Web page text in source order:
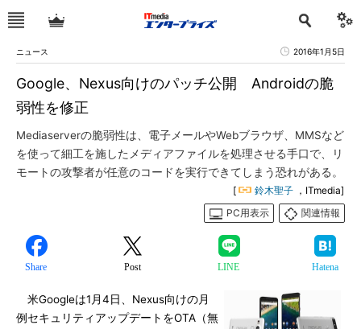
ニュース 2016年1月5日
Google、Nexus向けのパッチ公開 Androidの脆
弱性を修正
Mediaserverの脆弱性は、電子メールやWebブラウザ、MMSなど
を使って細工を施したメディアファイルを処理させる手口で、リ
モートの攻撃者が任意のコードを実行できてしまう恐れがある。
[ 鈴木聖子 ，ITmedia]
PC用表示
関連情報
Share Post LINE Hatena
米Googleは1月4日、Nexus向けの月
例セキュリティアップデートをOTA（無